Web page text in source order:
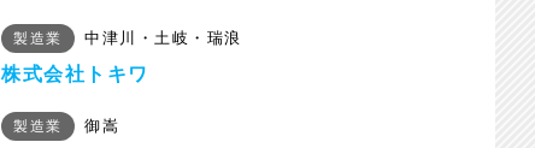
製造業 中津川・土岐・瑞浪
株式会社トキワ
製造業 御嵩